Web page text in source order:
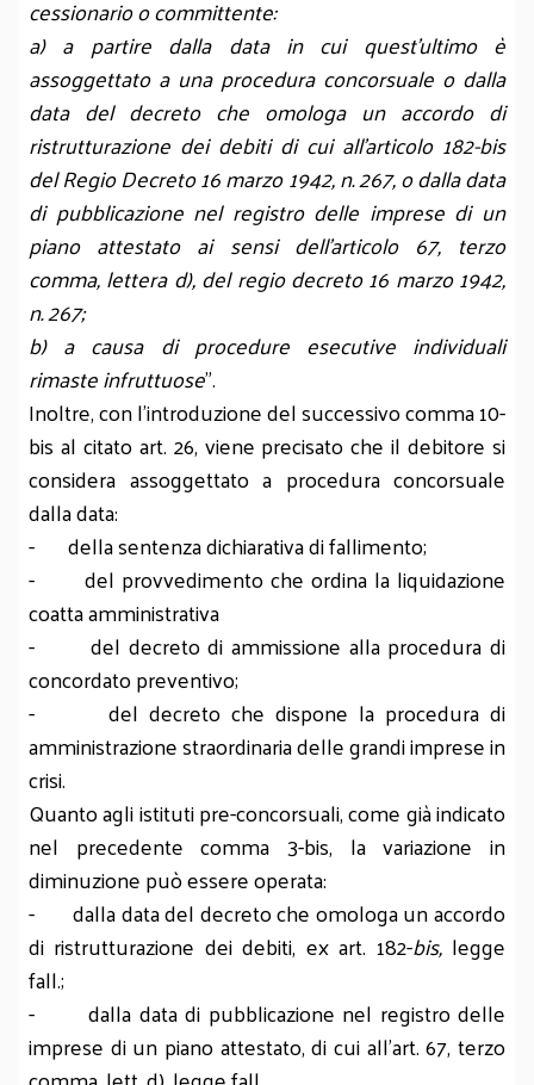
cessionario o committente:
a) a partire dalla data in cui quest’ultimo è
assoggettato a una procedura concorsuale o dalla
data del decreto che omologa un accordo di
ristrutturazione dei debiti di cui all’articolo 182-bis
del Regio Decreto 16 marzo 1942, n. 267, o dalla data
di pubblicazione nel registro delle imprese di un
piano attestato ai sensi dell'articolo 67, terzo
comma, lettera d), del regio decreto 16 marzo 1942,
n. 267;
b) a causa di procedure esecutive individuali
rimaste infruttuose”.
Inoltre, con l’introduzione del successivo comma 10-
bis al citato art. 26, viene precisato che il debitore si
considera assoggettato a procedura concorsuale
dalla data:
- della sentenza dichiarativa di fallimento;
- del provvedimento che ordina la liquidazione
coatta amministrativa
- del decreto di ammissione alla procedura di
concordato preventivo;
- del decreto che dispone la procedura di
amministrazione straordinaria delle grandi imprese in
crisi.
Quanto agli istituti pre-concorsuali, come già indicato
nel precedente comma 3-bis, la variazione in
diminuzione può essere operata:
- dalla data del decreto che omologa un accordo
di ristrutturazione dei debiti, ex art. 182-bis, legge
fall.;
- dalla data di pubblicazione nel registro delle
imprese di un piano attestato, di cui all’art. 67, terzo